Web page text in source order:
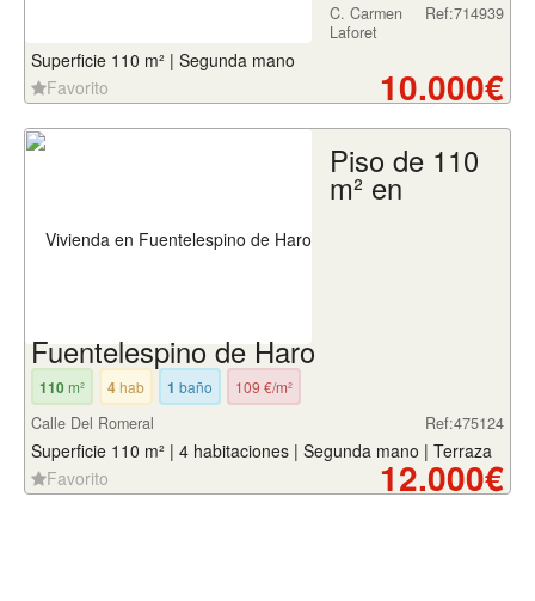
Ref:714939
C. Carmen
Laforet
Superficie 110 m² | Segunda mano
Favorito
10.000€
Piso de 110
m² en
Fuentelespino de Haro
110m² 4hab 1 baño 109 €/m²
Ref:475124
Calle Del Romeral
Superficie 110 m² | 4 habitaciones | Segunda mano | Terraza
Favorito
12.000€